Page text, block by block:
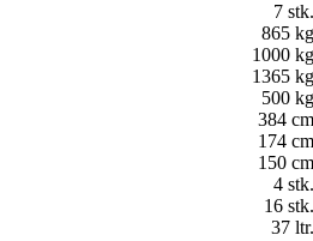
7 stk.
865 kg
1000 kg
1365 kg
500 kg
384 cm
174 cm
150 cm
4 stk.
16 stk.
37 ltr.